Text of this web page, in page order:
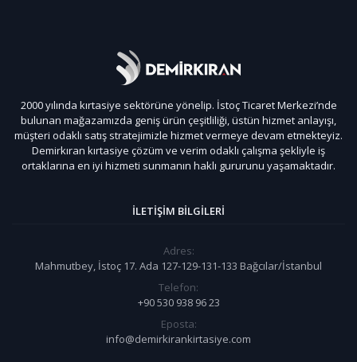
2000 yılında kırtasiye sektörüne yönelip. İstoç Ticaret Merkezi’nde
bulunan mağazamızda geniş ürün çeşitliliği, üstün hizmet anlayışı,
müşteri odaklı satış stratejimizle hizmet vermeye devam etmekteyiz.
Demirkıran kırtasiye çözüm ve verim odaklı çalışma şekliyle iş
ortaklarına en iyi hizmeti sunmanın haklı gururunu yaşamaktadır.
İLETIŞIM BILGILERI
Adres:
Mahmutbey, İstoç 17. Ada 127-129-131-133 Bağcılar/İstanbul
Telefon:
+90 530 938 96 23
Eposta:
info@demirkirankirtasiye.com